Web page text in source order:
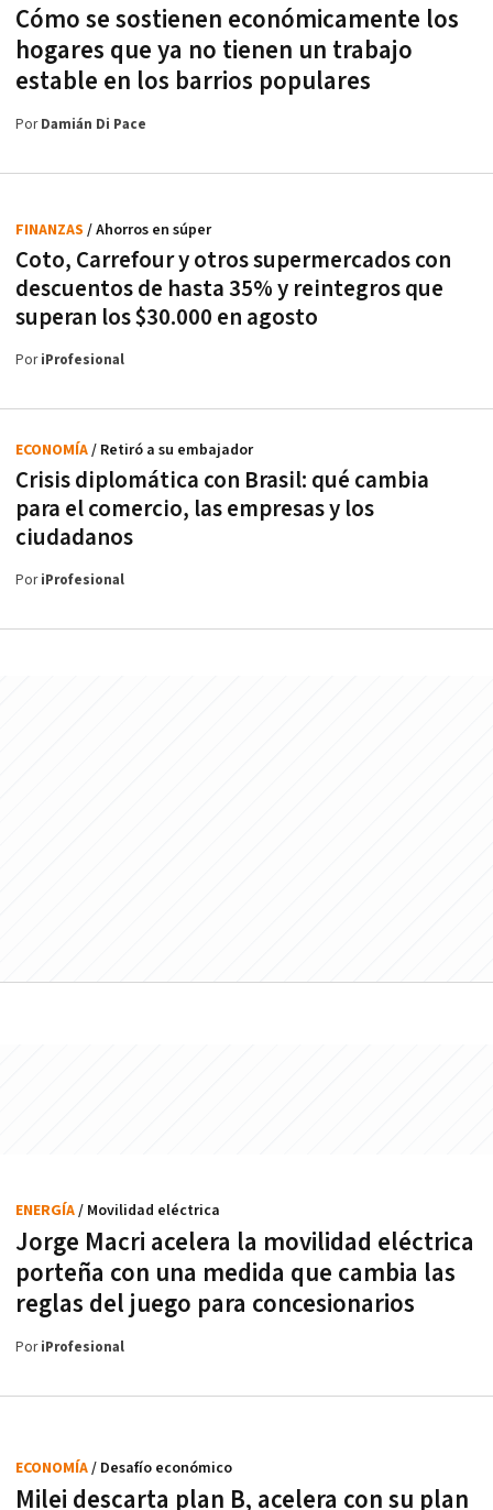
Cómo se sostienen económicamente los
hogares que ya no tienen un trabajo
estable en los barrios populares
PorDamián Di Pace
Coto, Carrefour y otros supermercados con
descuentos de hasta 35% y reintegros que
superan los $30.000 en agosto
FINANZAS / Ahorros en súper
PoriProfesional
Crisis diplomática con Brasil: qué cambia
para el comercio, las empresas y los
ciudadanos
ECONOMÍA/ Retiró a su embajador
PoriProfesional
Jorge Macri acelera la movilidad eléctrica
porteña con una medida que cambia las
reglas del juego para concesionarios
ENERGÍA/ Movilidad eléctrica
PoriProfesional
Milei descarta plan B, acelera con su plan
ECONOMÍA/ Desafío económico